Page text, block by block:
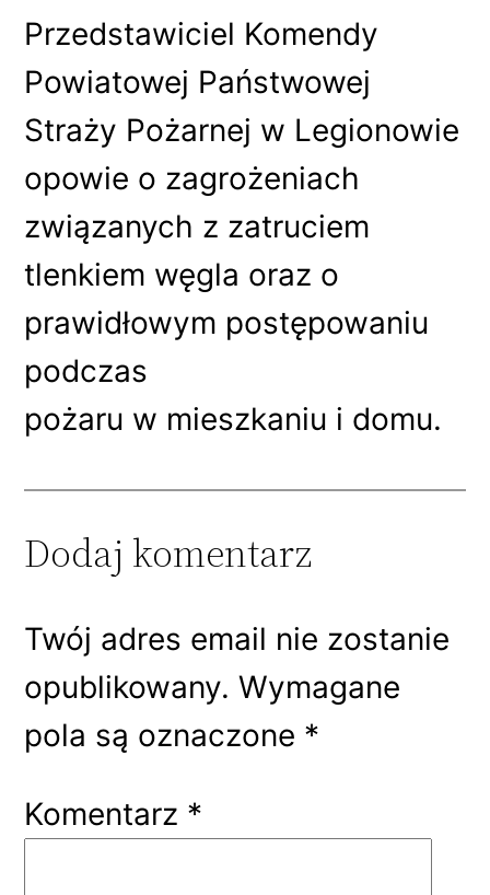
Przedstawiciel Komendy
Powiatowej Państwowej
Straży Pożarnej w Legionowie
opowie o zagrożeniach
związanych z zatruciem
tlenkiem węgla oraz o
prawidłowym postępowaniu
podczas
pożaru w mieszkaniu i domu.
Dodaj komentarz
Twój adres email nie zostanie
opublikowany. Wymagane
pola są oznaczone *
Komentarz *